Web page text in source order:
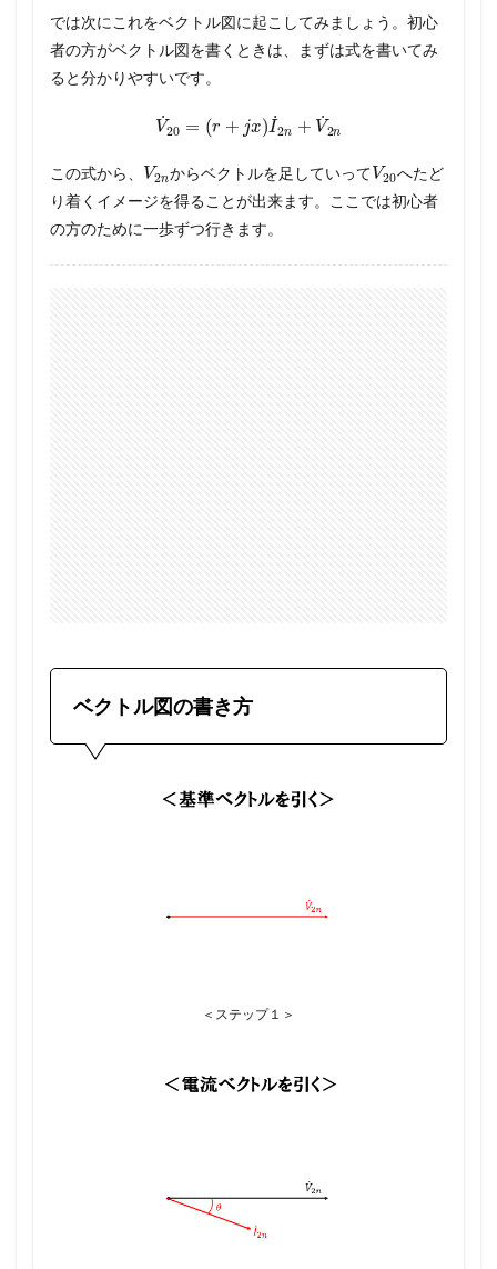
では次にこれをベクトル図に起こしてみましょう。初心
者の方がベクトル図を書くときは、まずは式を書いてみ
ると分かりやすいです。
V =( ) ˙2n ˙2n
この式から、 V2 n
からベクトルを足していってV20へたど
り着くイメージを得ることが出来ます。ここでは初心者
の方のために一歩ずつ行きます。
ベクトル図の書き方
＜ステップ１＞